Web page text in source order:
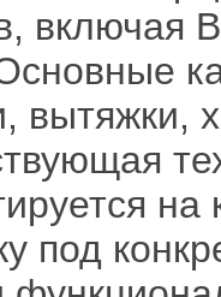
включая
вытяжки,
на
под